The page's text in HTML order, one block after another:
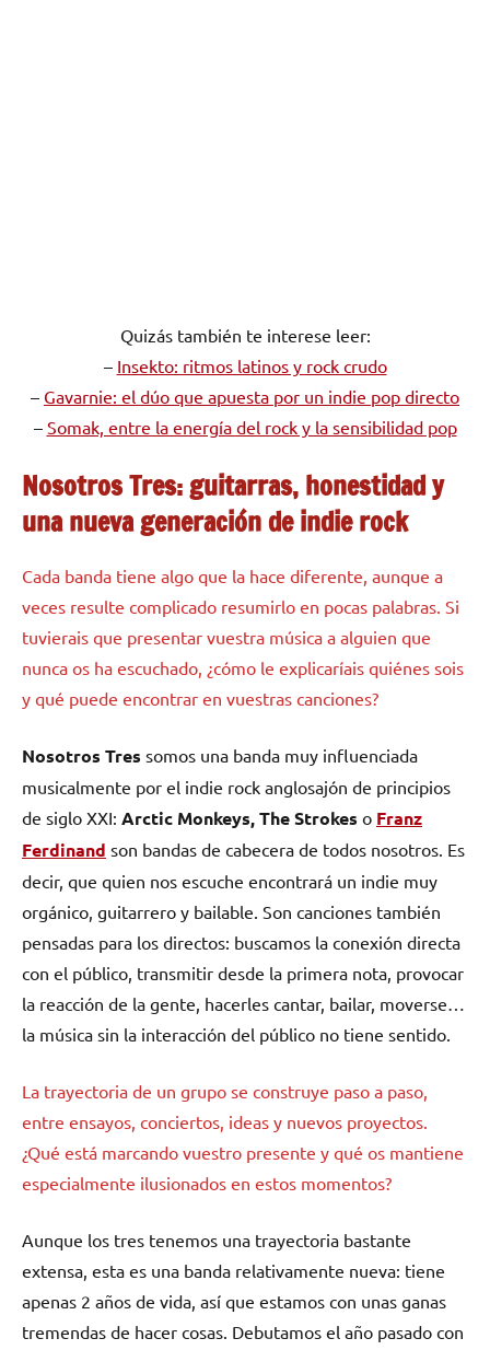
Quizás también te interese leer:
– Insekto: ritmos latinos y rock crudo
– Gavarnie: el dúo que apuesta por un indie pop directo
– Somak, entre la energía del rock y la sensibilidad pop
Nosotros Tres: guitarras, honestidad y
una nueva generación de indie rock
Cada banda tiene algo que la hace diferente, aunque a
veces resulte complicado resumirlo en pocas palabras. Si
tuvierais que presentar vuestra música a alguien que
nunca os ha escuchado, ¿cómo le explicaríais quiénes sois
y qué puede encontrar en vuestras canciones?
Nosotros Tres somos una banda muy influenciada
musicalmente por el indie rock anglosajón de principios
de siglo XXI: Arctic Monkeys, The Strokes o Franz
Ferdinand son bandas de cabecera de todos nosotros. Es
decir, que quien nos escuche encontrará un indie muy
orgánico, guitarrero y bailable. Son canciones también
pensadas para los directos: buscamos la conexión directa
con el público, transmitir desde la primera nota, provocar
la reacción de la gente, hacerles cantar, bailar, moverse…
la música sin la interacción del público no tiene sentido.
La trayectoria de un grupo se construye paso a paso,
entre ensayos, conciertos, ideas y nuevos proyectos.
¿Qué está marcando vuestro presente y qué os mantiene
especialmente ilusionados en estos momentos?
Aunque los tres tenemos una trayectoria bastante
extensa, esta es una banda relativamente nueva: tiene
apenas 2 años de vida, así que estamos con unas ganas
tremendas de hacer cosas. Debutamos el año pasado con